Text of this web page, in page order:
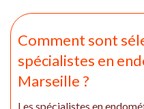
Comment sont
spécialistes en
Marseille ?
Les spécialistes en